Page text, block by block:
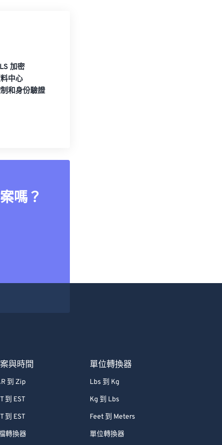
加密
中心
和身份驗證
嗎？
與時間
到 Zip
到 EST
到 EST
轉換器
單位轉換器
Lbs 到 Kg
Kg 到 Lbs
Feet 到 Meters
單位轉換器